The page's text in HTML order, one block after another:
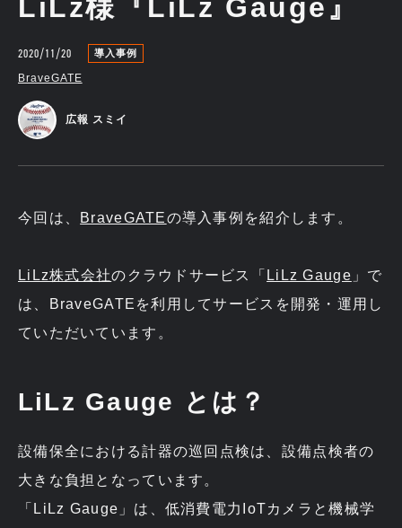
LiLz様『LiLz Gauge』
2020/11/20 導入事例
BraveGATE
広報 スミイ
今回は、 BraveGATEの導入事例を紹介します。
LiLz株式会社のクラウドサービス「 LiLz Gauge 」で
は、BraveGATEを利用してサービスを開発・運用し
ていただいています。
LiLz Gauge とは？
設備保全における計器の巡回点検は、設備点検者の
大きな負担となっています。
「LiLz Gauge」は、低消費電力IoTカメラと機械学